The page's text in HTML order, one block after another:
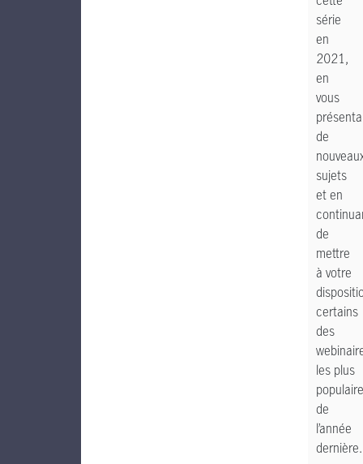
série
en
2021,
en
vous
de
sujets
et en
de
mettre
à votre
certains
des
les plus
de
l’année
dernière.